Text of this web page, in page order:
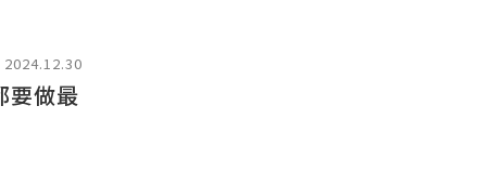
2024.12.30
要做最